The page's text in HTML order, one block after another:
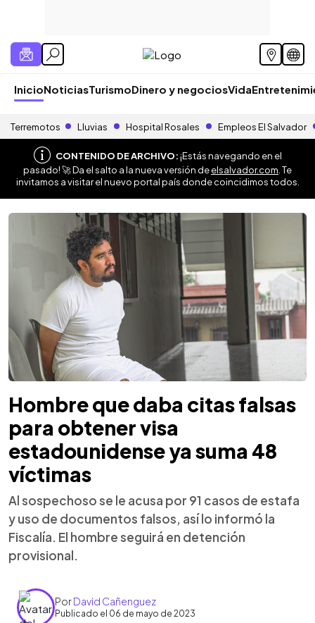
InicioNoticiasTurismoDinero y negociosVida
Terremotos Lluvias Hospital Rosales Empleos El Salvador
CONTENIDO DE ARCHIVO:¡Estás navegando en el
pasado! 🚀 Da el salto a la nueva versión deelsalvador.com . Te
invitamos a visitar el nuevo portal país donde coincidimos todos.
Hombre que daba citas falsas
para obtener visa
estadounidense ya suma 48
víctimas
Al sospechoso se le acusa por 91 casos de estafa
y uso de documentos falsos, así lo informó la
Fiscalía. El hombre seguirá en detención
provisional.
PorDavid Cañenguez
Publicado el 06 de mayo de 2023